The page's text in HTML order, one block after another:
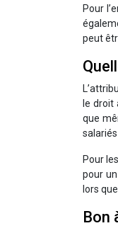
Pour
peut
le droit
que
Pour
pour
lors
Bon